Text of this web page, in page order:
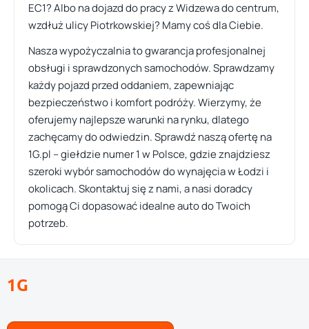
EC1? Albo na dojazd do pracy z Widzewa do centrum,
wzdłuż ulicy Piotrkowskiej? Mamy coś dla Ciebie.
Nasza wypożyczalnia to gwarancja profesjonalnej
obsługi i sprawdzonych samochodów. Sprawdzamy
każdy pojazd przed oddaniem, zapewniając
bezpieczeństwo i komfort podróży. Wierzymy, że
oferujemy najlepsze warunki na rynku, dlatego
zachęcamy do odwiedzin. Sprawdź naszą ofertę na
1G.pl – giełdzie numer 1 w Polsce, gdzie znajdziesz
szeroki wybór samochodów do wynajęcia w Łodzi i
okolicach. Skontaktuj się z nami, a nasi doradcy
pomogą Ci dopasować idealne auto do Twoich
potrzeb.
1G